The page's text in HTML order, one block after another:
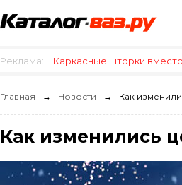
Реклама: Каркасные шторки
Главная Новости Как
Как изменились